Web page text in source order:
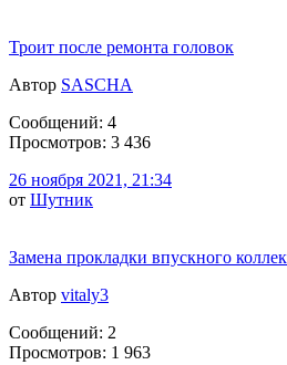
Троит после ремонта головок
Автор SASCHA
Сообщений: 4
Просмотров: 3 436
26 ноября 2021, 21:34
от Шутник
Замена прокладки впускного
Автор vitaly3
Сообщений: 2
Просмотров: 1 963